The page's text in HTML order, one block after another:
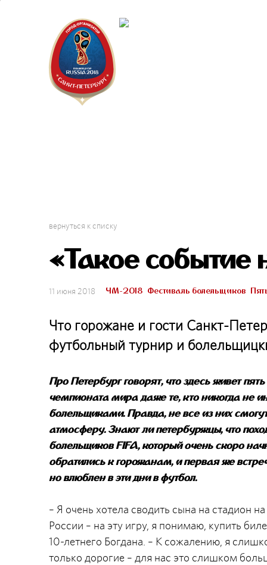
вернуться к списку
«Такое событие
11 июня 2018 ЧМ-2018 Фестиваль болельщиков
Что горожане и гости Санкт-
футбольный турнир и
Про Петербург говорят, что здесь живет
чемпионата мира даже те, кто никогда не
болельщиками. Правда, не все из них
атмосферу. Знают ли петербуржцы, что
болельщиков FIFA, который очень скоро
обратились к горожанам, и первая же
но влюблен в эти дни в футбол.
– Я очень хотела сводить сына на стадион
России – на эту игру, я понимаю, купить
10-летнего Богдана. – К сожалению, я
только дорогие – для нас это слишком